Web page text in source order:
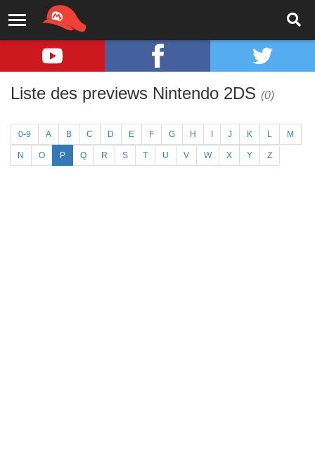
Liste des previews Nintendo 2DS (0)
0-9 A B C D E F G H J K L M
N O P Q R S T U V W X Y Z